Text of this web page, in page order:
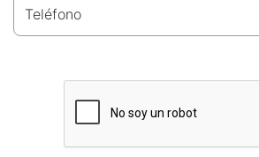
Teléfono